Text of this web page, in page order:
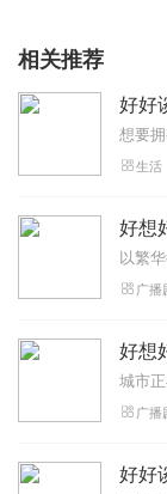
相关推荐
生活
好想
广播
好想
广播
好好